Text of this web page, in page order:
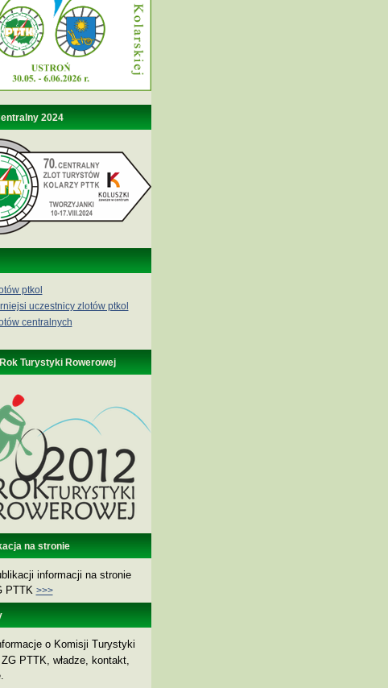
2024
ptkol
uczestnicy zlotów ptkol
centralnych
Turystyki Rowerowej
na stronie
informacji na stronie
PTTK >>>
o Komisji Turystyki
PTTK, władze, kontakt,